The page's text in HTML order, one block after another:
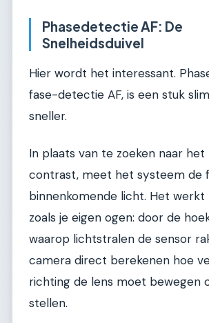
Phasedetectie AF: De
Snelheidsduivel
Hier wordt het interessant.
fase-detectie AF, is een stuk
sneller.
In plaats van te zoeken naar
contrast, meet het systeem de
binnenkomende licht. Het
zoals je eigen ogen: door de
waarop lichtstralen de sensor
camera direct berekenen hoe
richting de lens moet bewegen
stellen.